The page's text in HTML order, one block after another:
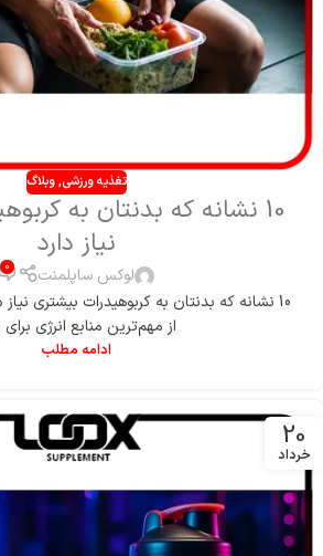
تغذیه ورزشی,وبلاگ
10 نشانه که بدنتان به
نیاز دارد
لوکس ساپلمنت 0
10 نشانه که بدنتان به کربوهیدرات بیشتری
از مهم‌ترین منابع انرژی برای
ادامه مطلب
20
خرداد